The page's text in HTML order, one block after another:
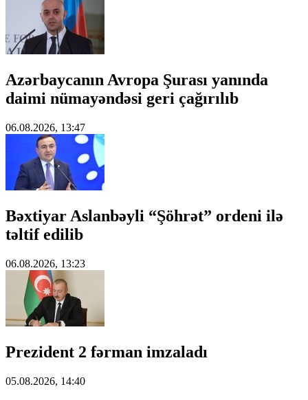
Azərbaycanın Avropa Şurası yanında
daimi nümayəndəsi geri çağırılıb
06.08.2026, 13:47
Bəxtiyar Aslanbəyli “Şöhrət” ordeni ilə
təltif edilib
06.08.2026, 13:23
Prezident 2 fərman imzaladı
05.08.2026, 14:40